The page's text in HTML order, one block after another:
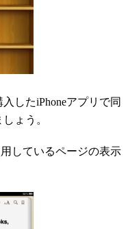
したiPhoneアプリで同
ょう。
しているページの表示